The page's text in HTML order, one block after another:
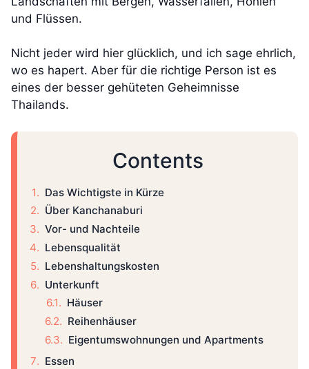
und Flüssen.
Nicht jeder wird hier glücklich, und ich sage ehrlich,
wo es hapert. Aber für die richtige Person ist es
eines der besser gehüteten Geheimnisse
Thailands.
Contents
Das Wichtigste in Kürze
Über Kanchanaburi
Vor- und Nachteile
Lebensqualität
Lebenshaltungskosten
Unterkunft
Häuser
Reihenhäuser
Eigentumswohnungen und Apartments
Essen